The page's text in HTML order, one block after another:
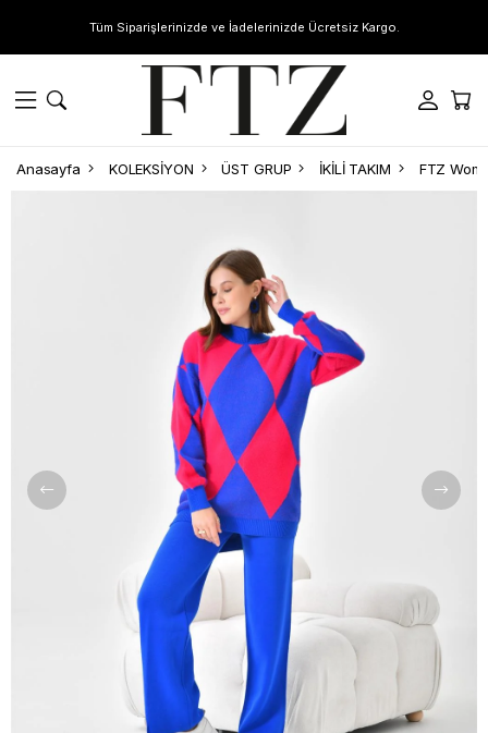
Tüm Siparişlerinizde ve İadelerinizde Ücretsiz Kargo.
Anasayfa KOLEKSİYON ÜST GRUP İKİLİ TAKIM